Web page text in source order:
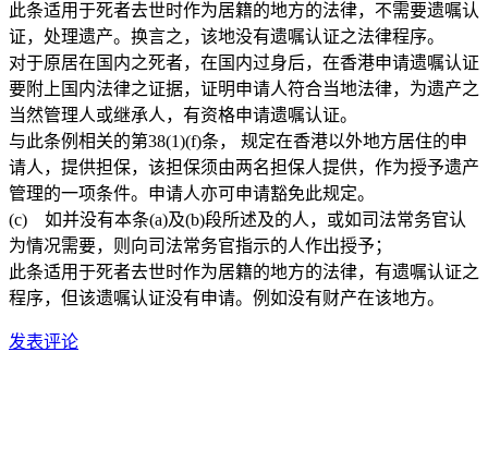
此条适用于死者去世时作为居籍的地方的法律，不需要遗嘱认
证，处理遗产。换言之，该地没有遗嘱认证之法律程序。
对于原居在国内之死者，在国内过身后，在香港申请遗嘱认证
要附上国内法律之证据，证明申请人符合当地法律，为遗产之
当然管理人或继承人，有资格申请遗嘱认证。
与此条例相关的第38(1)(f)条， 规定在香港以外地方居住的申
请人，提供担保，该担保须由两名担保人提供，作为授予遗产
管理的一项条件。申请人亦可申请豁免此规定。
(c) 如并没有本条(a)及(b)段所述及的人，或如司法常务官认
为情况需要，则向司法常务官指示的人作出授予；
此条适用于死者去世时作为居籍的地方的法律，有遗嘱认证之
程序，但该遗嘱认证没有申请。例如没有财产在该地方。
发表评论